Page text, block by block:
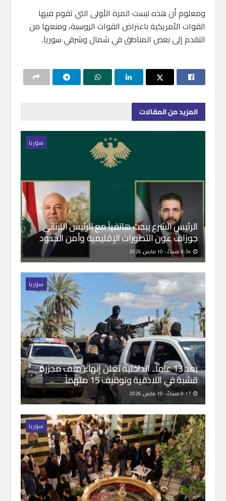
ومعلوم أن هذه ليست المرة الأولى التي تقوم فيها
القوات الأمريكية باعتراض القوات الروسية، ومنعها من
التقدم إلى بعض المناطق في شمال وشرقي سوريا.
المزيدمن المقالات
سوريا
الرئيس الشرع يبحث هاتفياً مع الرئيس اللبناني
جوزاف عون التطورات الإقليمية وأمن الحدود
سوريا
بعد 13 عاماً.. الداخلية تعلن إنهاء ملف مجزرة
قشبة في اللاذقية وتوقيف 15 متهماً
9:17 مساءً - 10 مارس, 2026
سوريا